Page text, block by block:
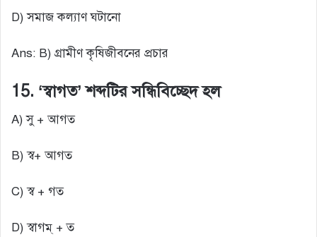
D) সমাজ কল্যাণ ঘটানো
Ans: B) গ্রামীণ কৃষিজীবনের প্রচার
15. ‘স্বাগত’ শব্দটির সন্ধিবিচ্ছেদ হল
A) সু + আগত
B) স্ব+ আগত
C) স্ব + গত
D) স্বাগম্ + ত